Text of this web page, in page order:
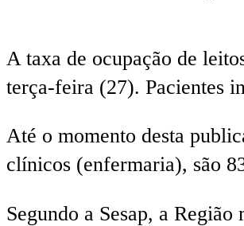
A taxa de ocupação de
terça-feira (27). Pacientes
Até o momento desta
clínicos (enfermaria), são
Segundo a Sesap, a